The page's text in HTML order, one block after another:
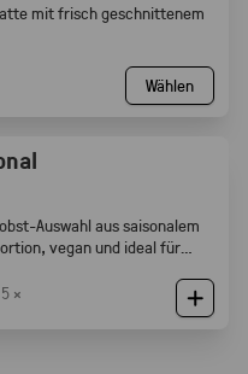
mit frisch geschnittenem
Wählen
Auswahl aus saisonalem
vegan und ideal für
×